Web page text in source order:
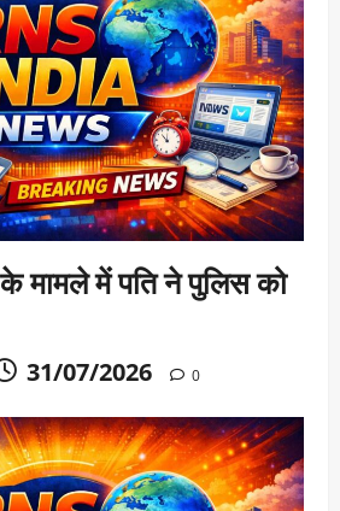
मामले में पति ने पुलिस को
31/07/2026 0